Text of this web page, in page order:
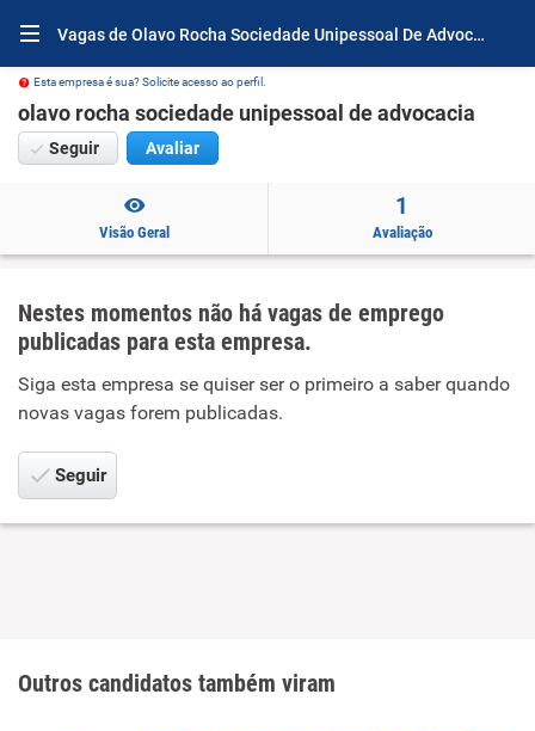
Vagas de Olavo Rocha Sociedade Unipessoal De Advocacia
Esta empresa é sua? Solicite acesso ao perfil.
olavo rocha sociedade unipessoal de advocacia
Seguir Avaliar
Visão Geral
1
Avaliação
Nestes momentos não há vagas de emprego
publicadas para esta empresa.
Siga esta empresa se quiser ser o primeiro a saber quando
novas vagas forem publicadas.
Seguir
Outros candidatos também viram